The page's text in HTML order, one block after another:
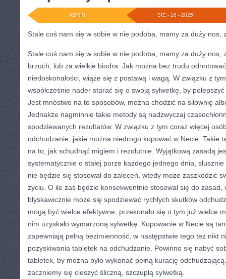
SIE - 18 - 2025
ADMIN
Stale coś nam się w sobie w nie podoba, mamy za duży nos,
Stale coś nam się w sobie w nie podoba, mamy za duży nos,
brzuch, lub za wielkie biodra. Jak można bez trudu
niedoskonałości, wiąże się z postawą i wagą. W związku z
współcześnie nader starać się o swoją sylwetkę, by
Jest mnóstwo na to sposobów, można chodzić na siłownię
Jednakże nagminnie takie metody są nadzwyczaj
spodziewanych rezultatów. W związku z tym coraz więcej
odchudzanie, jakie można niedrogo kupować w Necie. Takie
na to, jak schudnąć migiem i rezolutnie. Wyjątkową zasadą
systematycznie o stałej porze każdego jednego dnia,
nie będzie się stosował do zaleceń, wtedy może zaszkodzić
życiu. O ile zaś będzie konsekwentnie stosował się do zasad,
błyskawicznie może się spodziewać rychłych skutków
mogą być wielce efektywne, przekonało się o tym już wielce
nim uzyskało wymarzoną sylwetkę. Kupowanie w Necie są
zapewniają pełną bezimienność, w następstwie tego też nikt
pozyskiwania tabletek na odchudzanie. Powinno się nabyć
tabletek, by można było wykonać pełną kurację
zaczniemy się cieszyć śliczną, szczupłą sylwetką.